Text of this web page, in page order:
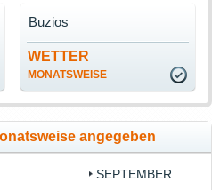
WETTER
MONATSWEISE
Buzios
angegeben
SEPTEMBER